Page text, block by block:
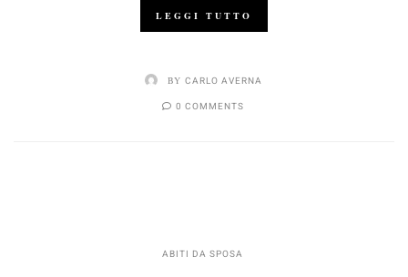
LEGGI TUTTO
BY CARLO AVERNA
0 COMMENTS
ABITI DA SPOSA